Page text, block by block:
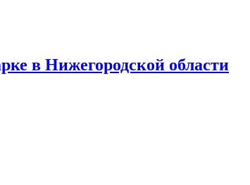
в Нижегородской области